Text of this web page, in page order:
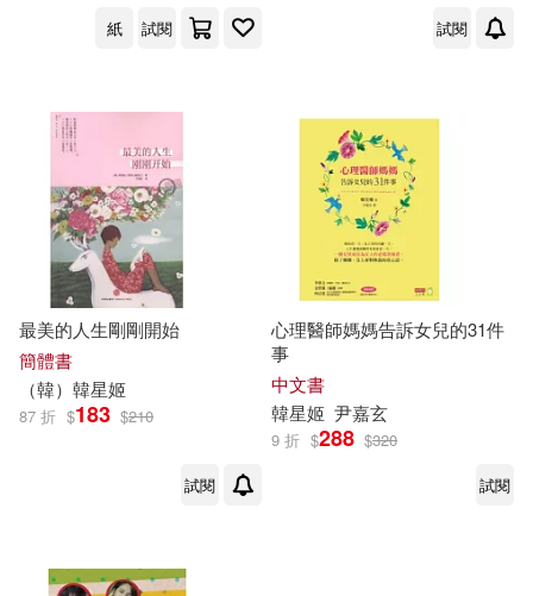
作者/演唱/譯/編/繪(8)
價格
範圍
紙
試閱
試閱
最美的人生剛剛開始
簡體書
（韓） 韓星姬
87 折 $183 $210
試閱
心理醫師媽媽告訴女兒的31件
事
中文書
韓星姬 尹嘉玄
9 折 $288 $320
試閱